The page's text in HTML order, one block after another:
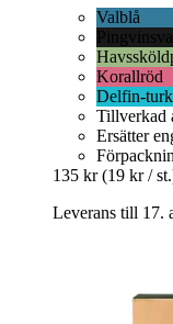
Valblå
Korallröd
Delfin-
Tillverkad
Ersätter
135 kr (19 kr /
Leverans till 17.